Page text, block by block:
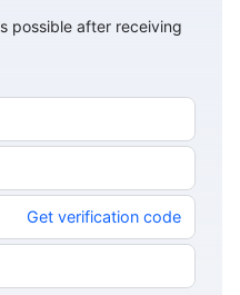
possible after receiving
Get verification code